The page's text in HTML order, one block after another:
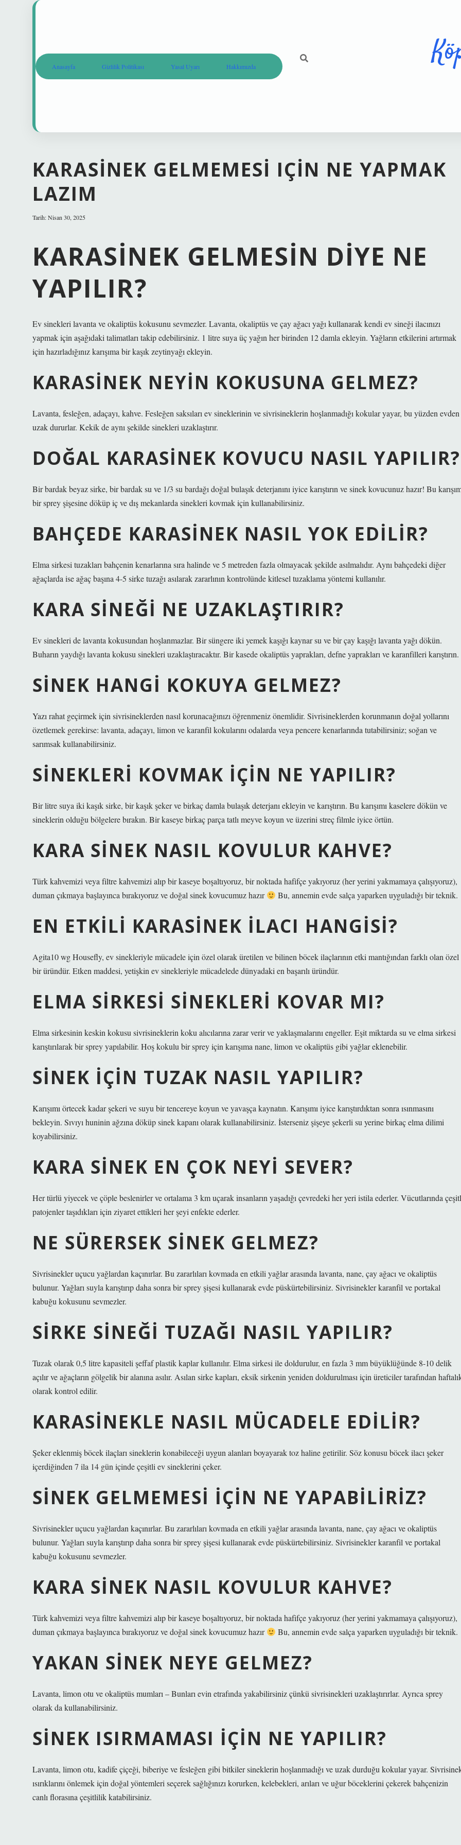
Anasayfa Gizlilik Politikası Yasal Uyarı Hakkımızda
KARASINEK GELMEMESI IÇIN NE YAPMAK
LAZIM
Tarih: Nisan 30, 2025
KARASINEK GELMESIN DIYE NE
YAPILIR?
Ev sinekleri lavanta ve okaliptüs kokusunu sevmezler. Lavanta, okaliptüs ve çay ağacı yağı kullanarak kendi ev sineği ilacınızı
yapmak için aşağıdaki talimatları takip edebilirsiniz. 1 litre suya üç yağın her birinden 12 damla ekleyin. Yağların etkilerini artırmak
için hazırladığınız karışıma bir kaşık zeytinyağı ekleyin.
KARASINEK NEYIN KOKUSUNA GELMEZ?
Lavanta, fesleğen, adaçayı, kahve. Fesleğen saksıları ev sineklerinin ve sivrisineklerin hoşlanmadığı kokular yayar, bu yüzden evden
uzak dururlar. Kekik de aynı şekilde sinekleri uzaklaştırır.
DOĞAL KARASINEK KOVUCU NASIL YAPILIR?
Bir bardak beyaz sirke, bir bardak su ve 1/3 su bardağı doğal bulaşık deterjanını iyice karıştırın ve sinek kovucunuz hazır! Bu
bir sprey şişesine döküp iç ve dış mekanlarda sinekleri kovmak için kullanabilirsiniz.
BAHÇEDE KARASINEK NASIL YOK EDILIR?
Elma sirkesi tuzakları bahçenin kenarlarına sıra halinde ve 5 metreden fazla olmayacak şekilde asılmalıdır. Aynı bahçedeki diğer
ağaçlarda ise ağaç başına 4-5 sirke tuzağı asılarak zararlının kontrolünde kitlesel tuzaklama yöntemi kullanılır.
KARA SINEĞI NE UZAKLAŞTIRIR?
Ev sinekleri de lavanta kokusundan hoşlanmazlar. Bir süngere iki yemek kaşığı kaynar su ve bir çay kaşığı lavanta yağı dökün.
Buharın yaydığı lavanta kokusu sinekleri uzaklaştıracaktır. Bir kasede okaliptüs yaprakları, defne yaprakları ve karanfilleri karıştırın.
SINEK HANGI KOKUYA GELMEZ?
Yazı rahat geçirmek için sivrisineklerden nasıl korunacağınızı öğrenmeniz önemlidir. Sivrisineklerden korunmanın doğal yollarını
özetlemek gerekirse: lavanta, adaçayı, limon ve karanfil kokularını odalarda veya pencere kenarlarında tutabilirsiniz; soğan ve
sarımsak kullanabilirsiniz.
SINEKLERI KOVMAK IÇIN NE YAPILIR?
Bir litre suya iki kaşık sirke, bir kaşık şeker ve birkaç damla bulaşık deterjanı ekleyin ve karıştırın. Bu karışımı kaselere dökün ve
sineklerin olduğu bölgelere bırakın. Bir kaseye birkaç parça tatlı meyve koyun ve üzerini streç filmle iyice örtün.
KARA SINEK NASIL KOVULUR KAHVE?
Türk kahvemizi veya filtre kahvemizi alıp bir kaseye boşaltıyoruz, bir noktada hafifçe yakıyoruz (her yerini yakmamaya çalışıyoruz),
duman çıkmaya başlayınca bırakıyoruz ve doğal sinek kovucumuz hazır
Bu, annemin evde salça yaparken uyguladığı bir teknik.
EN ETKILI KARASINEK ILACI HANGISI?
Agita10 wg Housefly, ev sinekleriyle mücadele için özel olarak üretilen ve bilinen böcek ilaçlarının etki mantığından farklı olan özel
bir üründür. Etken maddesi, yetişkin ev sinekleriyle mücadelede dünyadaki en başarılı üründür.
ELMA SIRKESI SINEKLERI KOVAR MI?
Elma sirkesinin keskin kokusu sivrisineklerin koku alıcılarına zarar verir ve yaklaşmalarını engeller. Eşit miktarda su ve elma sirkesi
karıştırılarak bir sprey yapılabilir. Hoş kokulu bir sprey için karışıma nane, limon ve okaliptüs gibi yağlar eklenebilir.
SINEK IÇIN TUZAK NASIL YAPILIR?
Karışımı örtecek kadar şekeri ve suyu bir tencereye koyun ve yavaşça kaynatın. Karışımı iyice karıştırdıktan sonra ısınmasını
bekleyin. Sıvıyı huninin ağzına döküp sinek kapanı olarak kullanabilirsiniz. İsterseniz şişeye şekerli su yerine birkaç elma dilimi
koyabilirsiniz.
KARA SINEK EN ÇOK NEYI SEVER?
Her türlü yiyecek ve çöple beslenirler ve ortalama 3 km uçarak insanların yaşadığı çevredeki her yeri istila ederler. Vücutlarında
patojenler taşıdıkları için ziyaret ettikleri her şeyi enfekte ederler.
NE SÜRERSEK SINEK GELMEZ?
Sivrisinekler uçucu yağlardan kaçınırlar. Bu zararlıları kovmada en etkili yağlar arasında lavanta, nane, çay ağacı ve okaliptüs
bulunur. Yağları suyla karıştırıp daha sonra bir sprey şişesi kullanarak evde püskürtebilirsiniz. Sivrisinekler karanfil ve portakal
kabuğu kokusunu sevmezler.
SIRKE SINEĞI TUZAĞI NASIL YAPILIR?
Tuzak olarak 0,5 litre kapasiteli şeffaf plastik kaplar kullanılır. Elma sirkesi ile doldurulur, en fazla 3 mm büyüklüğünde 8-10 delik
açılır ve ağaçların gölgelik bir alanına asılır. Asılan sirke kapları, eksik sirkenin yeniden doldurulması için üreticiler tarafından
olarak kontrol edilir.
KARASINEKLE NASIL MÜCADELE EDILIR?
Şeker eklenmiş böcek ilaçları sineklerin konabileceği uygun alanları boyayarak toz haline getirilir. Söz konusu böcek ilacı şeker
içerdiğinden 7 ila 14 gün içinde çeşitli ev sineklerini çeker.
SINEK GELMEMESI IÇIN NE YAPABILIRIZ?
Sivrisinekler uçucu yağlardan kaçınırlar. Bu zararlıları kovmada en etkili yağlar arasında lavanta, nane, çay ağacı ve okaliptüs
bulunur. Yağları suyla karıştırıp daha sonra bir sprey şişesi kullanarak evde püskürtebilirsiniz. Sivrisinekler karanfil ve portakal
kabuğu kokusunu sevmezler.
KARA SINEK NASIL KOVULUR KAHVE?
Türk kahvemizi veya filtre kahvemizi alıp bir kaseye boşaltıyoruz, bir noktada hafifçe yakıyoruz (her yerini yakmamaya çalışıyoruz),
duman çıkmaya başlayınca bırakıyoruz ve doğal sinek kovucumuz hazır
Bu, annemin evde salça yaparken uyguladığı bir teknik.
YAKAN SINEK NEYE GELMEZ?
Lavanta, limon otu ve okaliptüs mumları – Bunları evin etrafında yakabilirsiniz çünkü sivrisinekleri uzaklaştırırlar. Ayrıca sprey
olarak da kullanabilirsiniz.
SINEK ISIRMAMASI IÇIN NE YAPILIR?
Lavanta, limon otu, kadife çiçeği, biberiye ve fesleğen gibi bitkiler sineklerin hoşlanmadığı ve uzak durduğu kokular yayar.
ısırıklarını önlemek için doğal yöntemleri seçerek sağlığınızı korurken, kelebekleri, arıları ve uğur böceklerini çekerek bahçenizin
canlı florasına çeşitlilik katabilirsiniz.